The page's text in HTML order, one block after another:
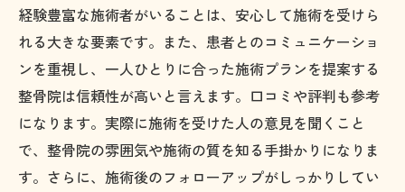
経験豊富な施術者がいることは、安心して施術を受けら
れる大きな要素です。また、患者とのコミュニケーショ
ンを重視し、一人ひとりに合った施術プランを提案する
整骨院は信頼性が高いと言えます。口コミや評判も参考
になります。実際に施術を受けた人の意見を聞くこと
で、整骨院の雰囲気や施術の質を知る手掛かりになりま
す。さらに、施術後のフォローアップがしっかりしてい